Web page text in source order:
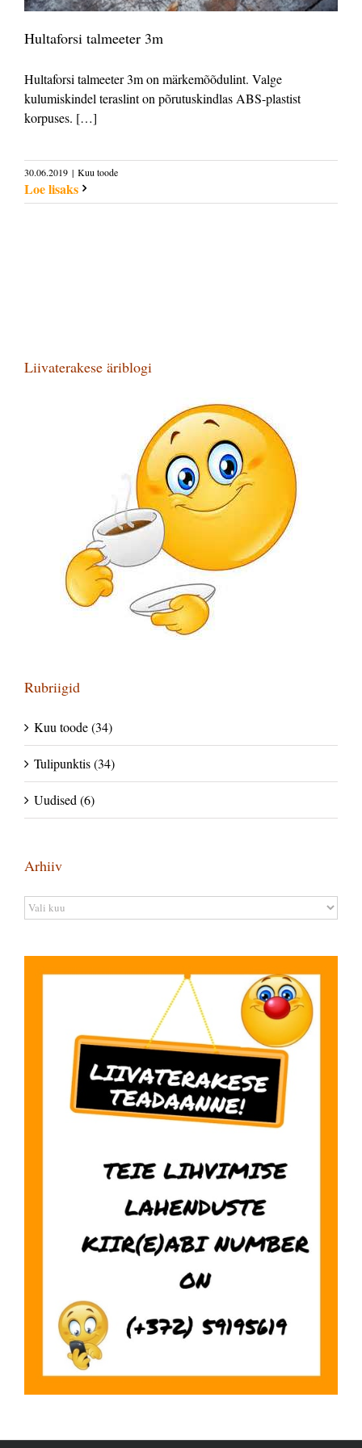
Hultaforsi talmeeter 3m
Hultaforsi talmeeter 3m on märkemõõdulint. Valge
kulumiskindel teraslint on põrutuskindlas ABS-plastist
korpuses. […]
30.06.2019 | Kuu toode
Loe lisaks
Liivaterakese äriblogi
Rubriigid
Kuu toode (34)
Tulipunktis (34)
Uudised (6)
Arhiiv
Arhiiv